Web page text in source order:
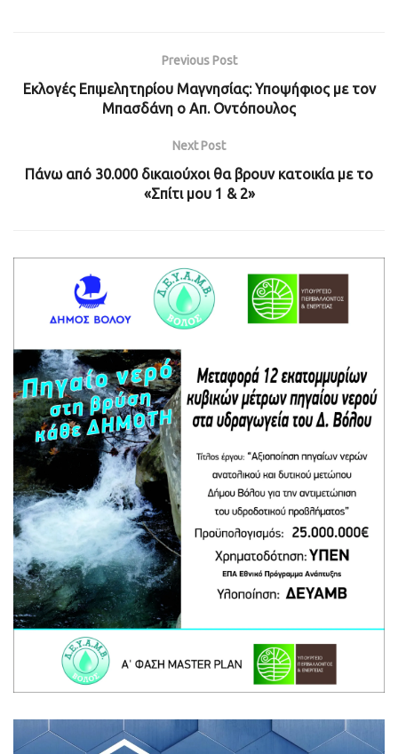
Previous Post
Εκλογές Επιμελητηρίου Μαγνησίας: Υποψήφιος με τον
Μπασδάνη ο Απ. Οντόπουλος
Next Post
Πάνω από 30.000 δικαιούχοι θα βρουν κατοικία με το
«Σπίτι μου 1 & 2»